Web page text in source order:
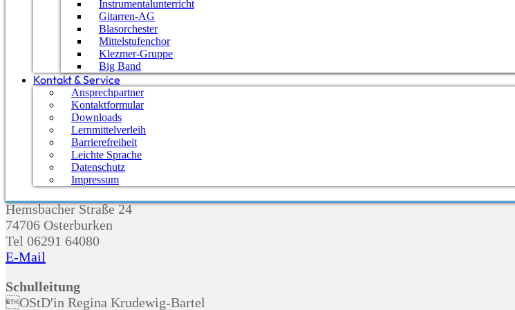
Instrumentalunterricht
Gitarren-AG
Blasorchester
Mittelstufenchor
Klezmer-Gruppe
Big Band
Kontakt & Service
Ansprechpartner
Kontaktformular
Downloads
Lernmittelverleih
Barrierefreiheit
Leichte Sprache
Datenschutz
Impressum
Öffnungszeiten des Sekretariats in den Sommerferien
Kennenlernnachmittag der neuen Fünfer am GTO
Save the date: Lehrstellenbörse des NOK am
10.10.2026
Feierliche Zeugnisübergabe an die Abiturientinnen und
Abiturienten des Jahrgangs 2026
Kontakt
Ganztagsgymnasium Osterburken
Hemsbacher Straße 24
74706 Osterburken
Tel 06291 64080
E-Mail
Schulleitung
OStD'in Regina Krudewig-Bartel